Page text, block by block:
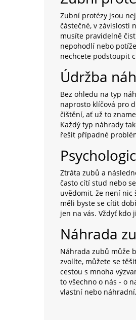
Zubní protézy jsou
částečné, v závislosti
musíte pravidelně
nepohodlí nebo
nechcete podstoupit
Údržba
Bez ohledu na typ
naprosto klíčová pro
čištění, ať už to
Každý typ náhrady
řešit případné
Ztráta zubů a
často cítí stud nebo
uvědomit, že není nic
měli byste se cítit
jen na vás. Vždyť
Náhrada
Náhrada zubů může
zvolíte, můžete se
cestou s mnoha
to všechno o nás - o
vlastní nebo